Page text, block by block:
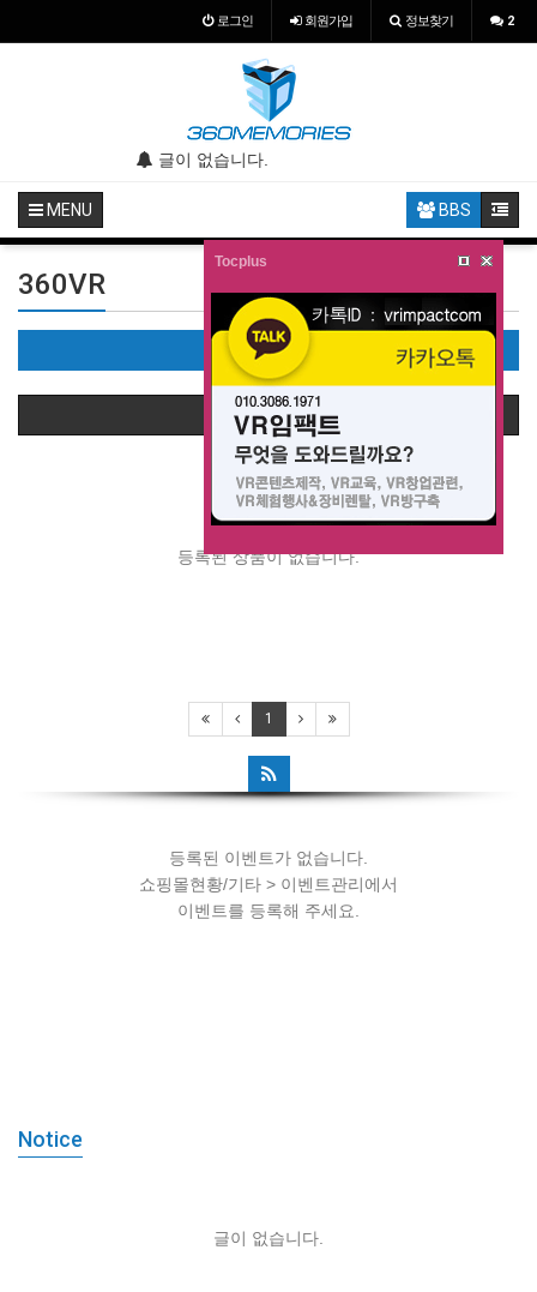
로그인 회원가입 정보찾기 2
글이 없습니다.
MENU BBS
360VR
360VR(0)
상품정렬
등록된 상품이 없습니다.
1
등록된 이벤트가 없습니다.
쇼핑몰현황/기타 > 이벤트관리에서
이벤트를 등록해 주세요.
등록된 이벤트가 없습니다.
쇼핑몰현황/기타 > 이벤트관리에서
이벤트를 등록해 주세요.
Notice
글이 없습니다.
Tocplus